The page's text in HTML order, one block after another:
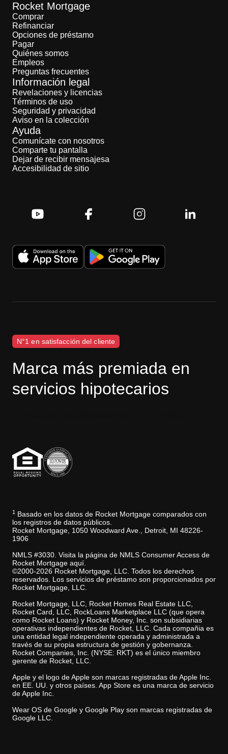
Rocket Mortgage
Comprar
Refinanciar
Opciones de préstamo
Pagar
Quiénes somos
Empleos
Preguntas frecuentes
Información legal
Revelaciones y licencias
Términos de uso
Seguridad y privacidad
Aviso en la colección
Ayuda
Comunícate con nosotros
Comparte tu pantalla
Dejar de recibir mensajesa
Accesibilidad de sitio
N°1 en satisfacción del cliente
Marca más premiada en
servicios hipotecarios
1
Basado en los datos de Rocket Mortgage comparados con
los registros de datos públicos.
Rocket Mortgage, 1050 Woodward Ave., Detroit, MI 48226-
1906
NMLS #3030. Visita la página de NMLS Consumer Access de
Rocket Mortgage aquí.
©2000-2026 Rocket Mortgage, LLC. Todos los derechos
reservados. Los servicios de préstamo son proporcionados por
Rocket Mortgage, LLC.
Rocket Mortgage, LLC, Rocket Homes Real Estate LLC,
Rocket Card, LLC, RockLoans Marketplace LLC (que opera
como Rocket Loans) y Rocket Money, Inc. son subsidiarias
operativas independientes de Rocket, LLC. Cada compañia es
una entidad legal independiente operada y administrada a
través de su propia estructura de gestión y gobernanza.
Rocket Companies, Inc. (NYSE: RKT) es el único miembro
gerente de Rocket, LLC.
Apple y el logo de Apple son marcas registradas de Apple Inc.
en EE. UU. y otros países. App Store es una marca de servicio
de Apple Inc.
Wear OS de Google y Google Play son marcas registradas de
Google LLC.